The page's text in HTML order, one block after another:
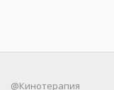
@Кинотерапия